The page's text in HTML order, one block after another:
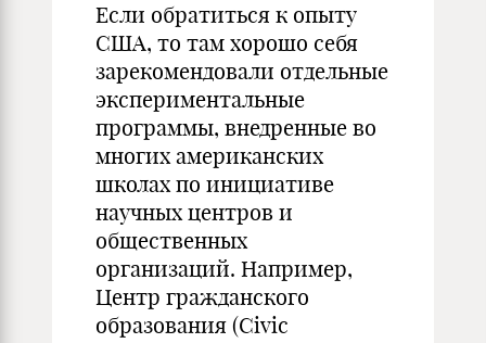
Если обратиться к опыту
США, то там хорошо себя
зарекомендовали отдельные
экспериментальные
программы, внедренные во
многих американских
школах по инициативе
научных центров и
общественных
организаций. Например,
Центр гражданского
образования (Civic